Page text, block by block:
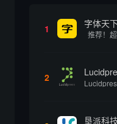
1 字体天
2
垦派科